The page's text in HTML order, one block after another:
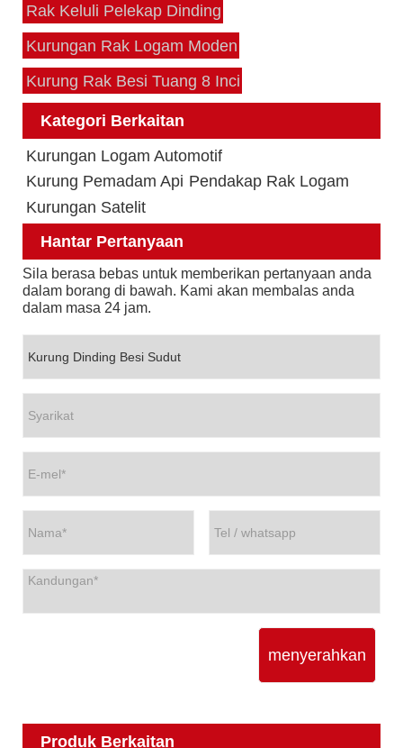
Rak Keluli Pelekap Dinding
Kurungan Rak Logam Moden
Kurung Rak Besi Tuang 8 Inci
Kategori Berkaitan
Kurungan Logam Automotif
Kurung Pemadam Api Pendakap Rak Logam
Kurungan Satelit
Hantar Pertanyaan
Sila berasa bebas untuk memberikan pertanyaan anda
dalam borang di bawah. Kami akan membalas anda
dalam masa 24 jam.
menyerahkan
Produk Berkaitan